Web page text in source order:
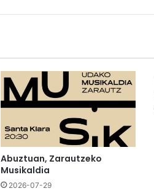
Abuztuan, Zarautzeko
Musikaldia
2026-07-29